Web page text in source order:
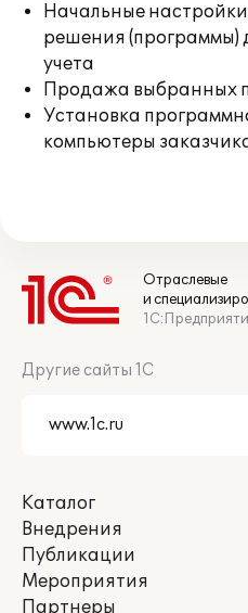
Начальные
решения (программы)
учета
Продажа выбранных
Установка
компьютеры
Отраслевые
и
Другие сайты 1С
Каталог
Внедрения
Публикации
Мероприятия
Партнеры